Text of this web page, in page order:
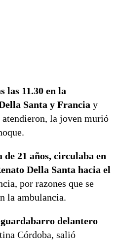
las 11.30 en la
Santa y Francia y
atendieron, la joven murió
de 21 años, circulaba en
Della Santa hacia el
por razones que se
la ambulancia.
delantero
Córdoba, salió